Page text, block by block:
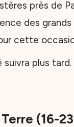
près de
des
cette
suivra plus tard.
(16-